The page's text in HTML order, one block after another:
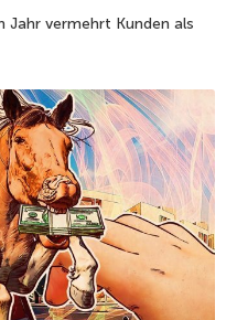
vermehrt Kunden als